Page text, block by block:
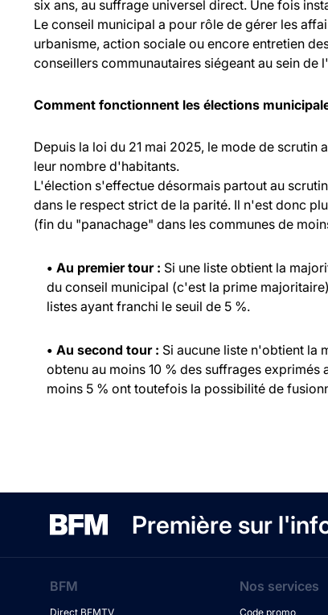
six ans, au suffrage universel direct. Une fois
Le conseil municipal a pour rôle de gérer les
urbanisme, action sociale ou encore entretien
conseillers communautaires siégeant au sein de
Comment fonctionnent les élections
Depuis la loi du 21 mai 2025, le mode de scrutin
leur nombre d'habitants.
L'élection s'effectue désormais partout au
dans le respect strict de la parité. Il n'est donc
(fin du "panachage" dans les communes de
• Au premier tour : Si une liste obtient la
du conseil municipal (c'est la prime
listes ayant franchi le seuil de 5 %.
• Au second tour : Si aucune liste n'obtient la
obtenu au moins 10 % des suffrages
moins 5 % ont toutefois la possibilité de
Première sur
BFM
Direct BFMTV
Nos services
Code promo